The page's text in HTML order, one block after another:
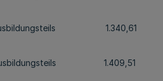
Ausbildungsteils 1.340,61
Ausbildungsteils 1.409,51